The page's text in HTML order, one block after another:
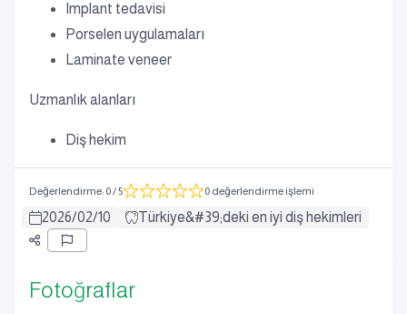
Implant tedavisi
Porselen uygulamaları
Laminate veneer
Uzmanlık alanları
Diş hekim
Değerlendirme: 0/ 5 0 değerlendirme işlemi
2026/02/10 Türkiye&#39;deki en iyi diş hekimleri
Fotoğraflar